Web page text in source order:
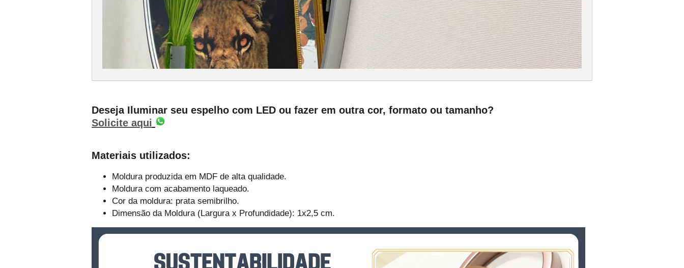
Deseja Iluminar seu espelho com LED ou fazer em outra cor, formato ou tamanho?
Solicite aqui
Materiais utilizados:
Moldura produzida em MDF de alta qualidade.
Moldura com acabamento laqueado.
Cor da moldura: prata semibrilho.
Dimensão da Moldura (Largura x Profundidade): 1x2,5 cm.